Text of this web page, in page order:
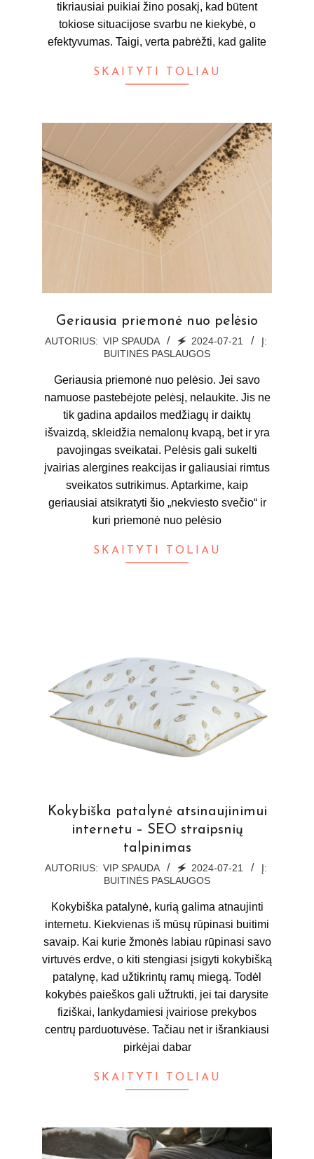
tikriausiai puikiai žino posakį, kad būtent
tokiose situacijose svarbu ne kiekybė, o
efektyvumas. Taigi, verta pabrėžti, kad galite
SKAITYTI TOLIAU
Geriausia priemonė nuo pelėsio
2024-
AUTORIUS: VIP SPAUDA 🗲 2024-07-21
Į:
BUITINĖS PASLAUGOS
Geriausia priemonė nuo pelėsio. Jei savo
namuose pastebėjote pelėsį, nelaukite. Jis ne
tik gadina apdailos medžiagų ir daiktų
išvaizdą, skleidžia nemalonų kvapą, bet ir yra
pavojingas sveikatai. Pelėsis gali sukelti
įvairias alergines reakcijas ir galiausiai rimtus
sveikatos sutrikimus. Aptarkime, kaip
geriausiai atsikratyti šio „nekviesto svečio“ ir
kuri priemonė nuo pelėsio
SKAITYTI TOLIAU
Kokybiška patalynė atsinaujinimui
internetu – SEO straipsnių
talpinimas
2024-
21
AUTORIUS: VIP SPAUDA 🗲 2024-07-21
Į:
BUITINĖS PASLAUGOS
Kokybiška patalynė, kurią galima atnaujinti
internetu. Kiekvienas iš mūsų rūpinasi buitimi
savaip. Kai kurie žmonės labiau rūpinasi savo
virtuvės erdve, o kiti stengiasi įsigyti kokybišką
patalynę, kad užtikrintų ramų miegą. Todėl
kokybės paieškos gali užtrukti, jei tai darysite
fiziškai, lankydamiesi įvairiose prekybos
centrų parduotuvėse. Tačiau net ir išrankiausi
pirkėjai dabar
SKAITYTI TOLIAU